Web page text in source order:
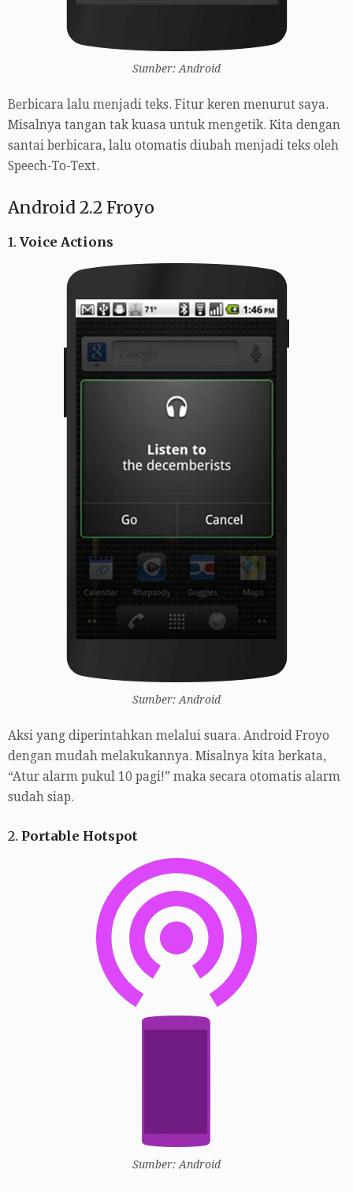
Sumber: Android
Berbicara lalu menjadi teks. Fitur keren menurut saya.
Misalnya tangan tak kuasa untuk mengetik. Kita dengan
santai berbicara, lalu otomatis diubah menjadi teks oleh
Speech-To-Text.
Android 2.2 Froyo
1. Voice Actions
Sumber: Android
Aksi yang diperintahkan melalui suara. Android Froyo
dengan mudah melakukannya. Misalnya kita berkata,
“Atur alarm pukul 10 pagi!” maka secara otomatis alarm
sudah siap.
2. Portable Hotspot
Sumber: Android